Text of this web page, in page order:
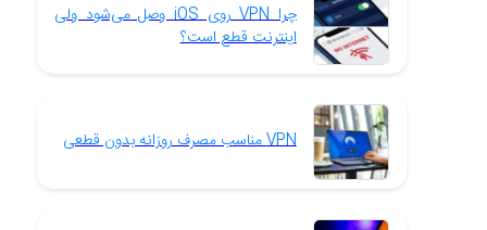
چرا VPN روی iOS وصل می‌شود ولی
اینترنت قطع است؟
VPN مناسب مصرف روزانه بدون قطعی